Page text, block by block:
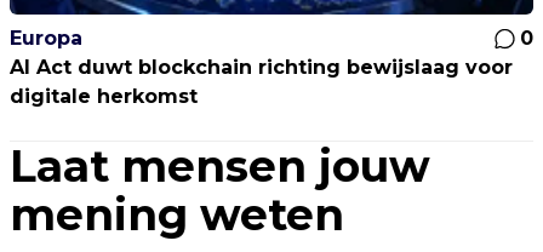
Europa
0
AI Act duwt blockchain richting bewijslaag voor
digitale herkomst
Laat mensen jouw
mening weten